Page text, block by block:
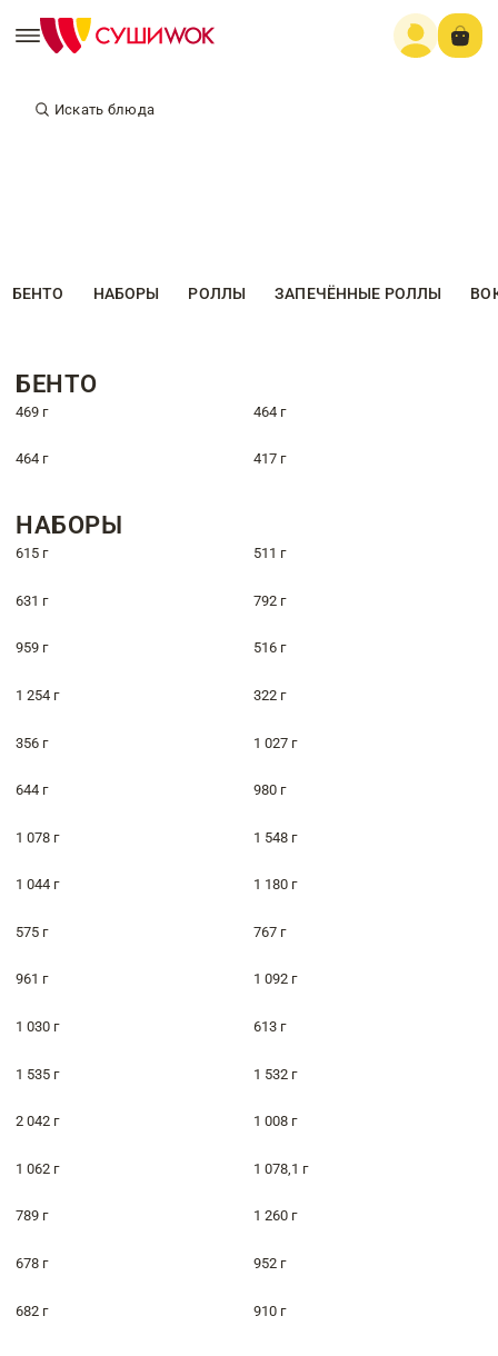
Искать блюда
БЕНТО НАБОРЫ РОЛЛЫ ЗАПЕЧЁННЫЕ РОЛЛЫ
БЕНТО
469 г 464 г
464 г 417 г
НАБОРЫ
615 г 511 г
631 г 792 г
959 г 516 г
1 254 г 322 г
356 г 1 027 г
644 г 980 г
1 078 г 1 548 г
1 044 г 1 180 г
575 г 767 г
961 г 1 092 г
1 030 г 613 г
1 535 г 1 532 г
2 042 г 1 008 г
1 062 г 1 078,1 г
789 г 1 260 г
678 г 952 г
682 г 910 г